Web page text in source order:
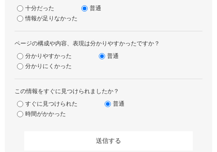
十分だった
普通
情報が足りなかった
ページの構成や内容、表現は分かりやすかったですか？
分かりやすかった
普通
分かりにくかった
この情報をすぐに見つけられましたか？
すぐに見つけられた
普通
時間がかかった